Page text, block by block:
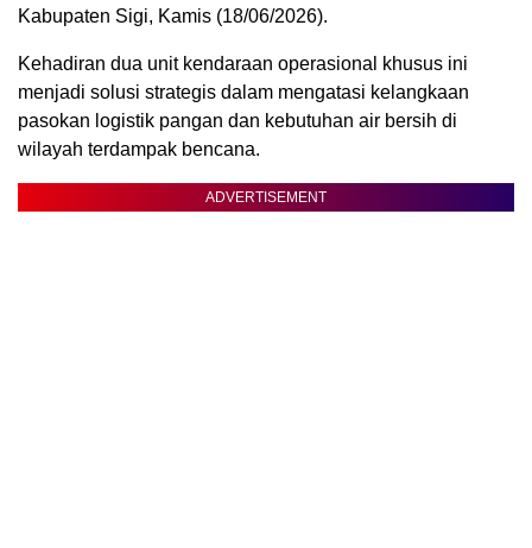
Kabupaten Sigi, Kamis (18/06/2026).
Kehadiran dua unit kendaraan operasional khusus ini
menjadi solusi strategis dalam mengatasi kelangkaan
pasokan logistik pangan dan kebutuhan air bersih di
wilayah terdampak bencana.
ADVERTISEMENT